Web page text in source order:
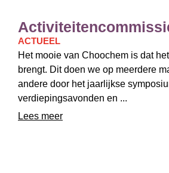
ACTUEEL
Het mooie van Choochem is dat
brengt. Dit doen we op meerdere
andere door het jaarlijkse
verdiepingsavonden en ...
Lees meer